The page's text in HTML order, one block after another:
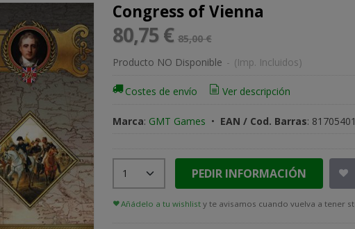
Congress of Vienna
80,75 € 85,00 €
Producto NO Disponible - (Imp. Incluidos)
Costes de envío Ver descripción
Marca: GMT Games • EAN / Cod. Barras:
PEDIR INFORMACIÓN
Añádelo a tu wishlisty te avisamos cuando vuelva a tener